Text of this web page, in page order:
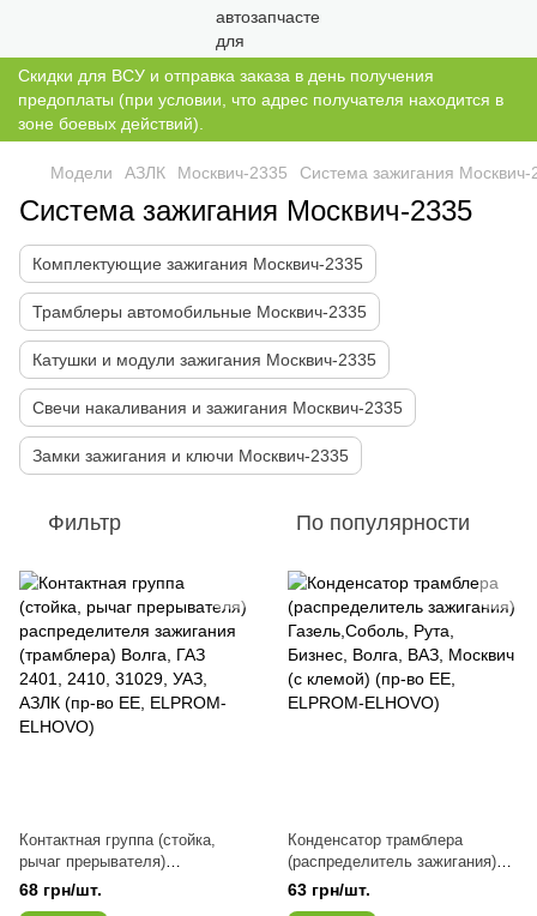
Скидки для ВСУ и отправка заказа в день получения
предоплаты (при условии, что адрес получателя находится в
зоне боевых действий).
Модели АЗЛК Москвич-2335 Система зажигания Москвич-
Система зажигания Москвич-2335
Комплектующие зажигания Москвич-2335
Трамблеры автомобильные Москвич-2335
Катушки и модули зажигания Москвич-2335
Свечи накаливания и зажигания Москвич-2335
Замки зажигания и ключи Москвич-2335
Фильтр По популярности
Контактная группа (стойка,
рычаг прерывателя)
распределителя зажигания
(трамблера) Волга, ГАЗ 2401,
68 грн/шт.
Конденсатор трамблера
(распределитель зажигания)
Газель,Соболь, Рута, Бизнес,
Волга, ВАЗ, Москвич (с
63 грн/шт.